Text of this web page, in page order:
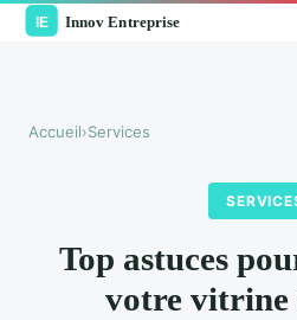
Accueil›Services
Top astuces
votre vitrine